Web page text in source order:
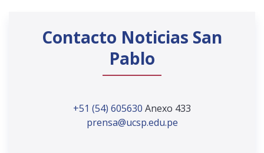
Contacto Noticias San
Pablo
+51 (54) 605630 Anexo 433
prensa@ucsp.edu.pe